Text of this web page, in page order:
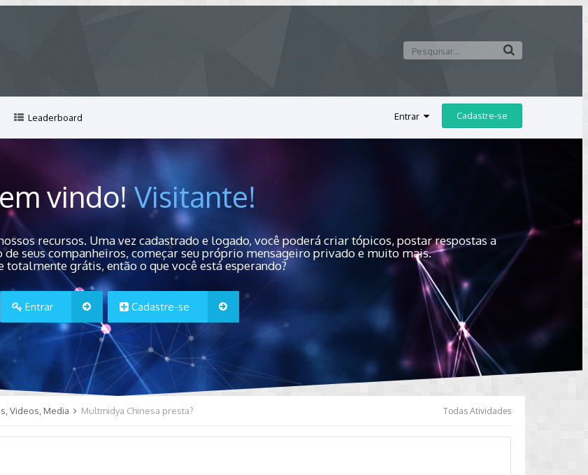
Entrar Cadastre-se
Leaderboard
vindo!Visitante!
recursos. Uma vez cadastrado e logado, você poderá criar tópicos, postar respostas a
de seus companheiros, começar seu próprio mensageiro privado e muito mais.
totalmente grátis, então o que você está esperando?
Entrar Cadastre-se
Todas Atividades
Videos, Media Multmidya Chinesa presta?